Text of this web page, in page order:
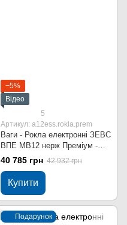
−5%
Відео
5
Артикул: a12ess.rokla.prem
Ваги - Рокла електронні ЗЕВС
ВПЕ МВ12 нерж Преміум -
300 кг
40 785 грн 42 932 грн
Купити
Подарунок